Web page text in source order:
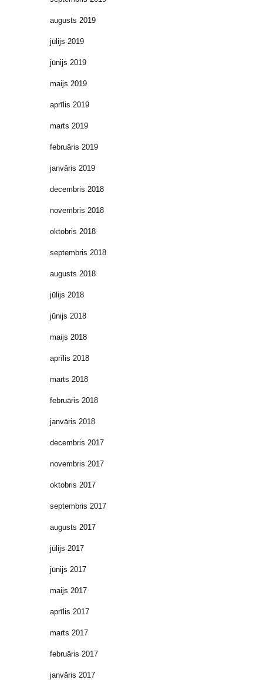
augusts 2019
jūlijs 2019
jūnijs 2019
maijs 2019
aprīlis 2019
marts 2019
februāris 2019
janvāris 2019
decembris 2018
novembris 2018
oktobris 2018
septembris 2018
augusts 2018
jūlijs 2018
jūnijs 2018
maijs 2018
aprīlis 2018
marts 2018
februāris 2018
janvāris 2018
decembris 2017
novembris 2017
oktobris 2017
septembris 2017
augusts 2017
jūlijs 2017
jūnijs 2017
maijs 2017
aprīlis 2017
marts 2017
februāris 2017
janvāris 2017